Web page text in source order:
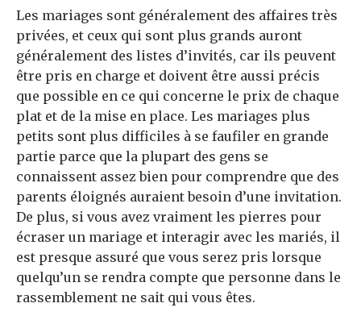
Les mariages sont généralement des affaires très
privées, et ceux qui sont plus grands auront
généralement des listes d’invités, car ils peuvent
être pris en charge et doivent être aussi précis
que possible en ce qui concerne le prix de chaque
plat et de la mise en place. Les mariages plus
petits sont plus difficiles à se faufiler en grande
partie parce que la plupart des gens se
connaissent assez bien pour comprendre que des
parents éloignés auraient besoin d’une invitation.
De plus, si vous avez vraiment les pierres pour
écraser un mariage et interagir avec les mariés, il
est presque assuré que vous serez pris lorsque
quelqu’un se rendra compte que personne dans le
rassemblement ne sait qui vous êtes.